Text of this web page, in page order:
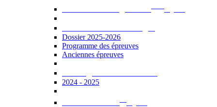
Dossier 2025-2026
Programme des épreuves
Anciennes épreuves
2024 - 2025